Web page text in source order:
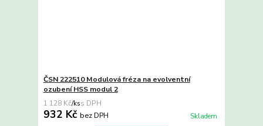
ČSN 222510 Modulová fréza na evolventní
ozubení HSS modul 2
1 128 Kč/ks
932 Kč bez DPH Skladem